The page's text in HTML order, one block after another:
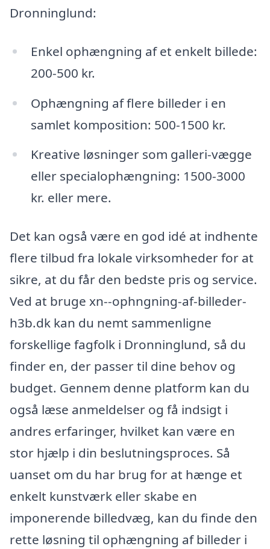
Dronninglund:
Enkel ophængning af et enkelt billede:
200-500 kr.
Ophængning af flere billeder i en
samlet komposition: 500-1500 kr.
Kreative løsninger som galleri-vægge
eller specialophængning: 1500-3000
kr. eller mere.
Det kan også være en god idé at indhente
flere tilbud fra lokale virksomheder for at
sikre, at du får den bedste pris og service.
Ved at bruge xn--ophngning-af-billeder-
h3b.dk kan du nemt sammenligne
forskellige fagfolk i Dronninglund, så du
finder en, der passer til dine behov og
budget. Gennem denne platform kan du
også læse anmeldelser og få indsigt i
andres erfaringer, hvilket kan være en
stor hjælp i din beslutningsproces. Så
uanset om du har brug for at hænge et
enkelt kunstværk eller skabe en
imponerende billedvæg, kan du finde den
rette løsning til ophængning af billeder i